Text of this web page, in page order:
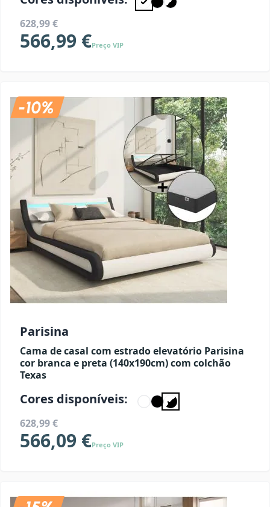
628,99 €
566,99 €Preço VIP
Parisina
Cama de casal com estrado elevatório Parisina
cor branca e preta (140x190cm) com colchão
Texas
Cores disponíveis:
628,99 €
566,09 €Preço VIP